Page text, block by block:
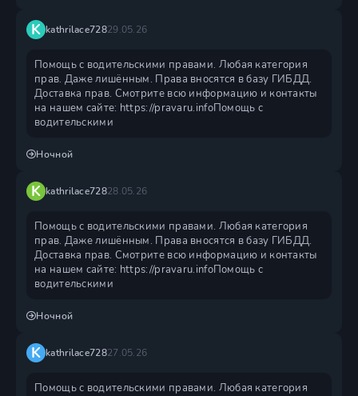
K kathrilace72829.05.26
Помощь с водительскими правами. Любая категория
прав. Даже лишённым. Права вносятся в базу ГИБДД.
Доставка прав. Смотрите всю информацию и контакты
на нашем сайте: https://pravaru.infoПомощь с
водительскими
Ночной
K kathrilace72828.05.26
Помощь с водительскими правами. Любая категория
прав. Даже лишённым. Права вносятся в базу ГИБДД.
Доставка прав. Смотрите всю информацию и контакты
на нашем сайте: https://pravaru.infoПомощь с
водительскими
Ночной
K kathrilace72827.05.26
Помощь с водительскими правами. Любая категория